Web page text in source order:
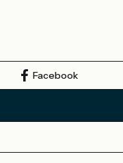
Facebook